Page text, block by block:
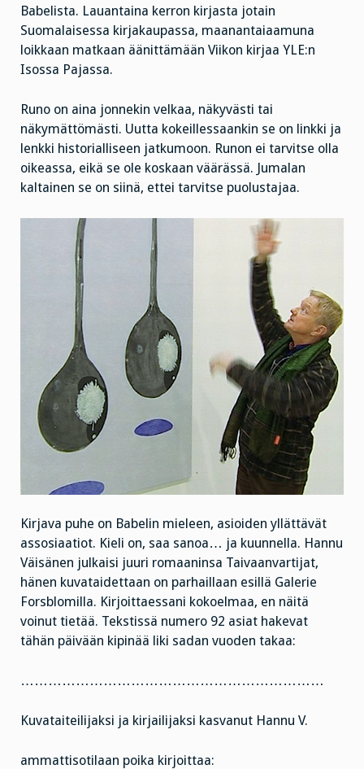
Babelista. Lauantaina kerron kirjasta jotain
Suomalaisessa kirjakaupassa, maanantaiaamuna
loikkaan matkaan äänittämään Viikon kirjaa YLE:n
Isossa Pajassa.
Runo on aina jonnekin velkaa, näkyvästi tai
näkymättömästi. Uutta kokeillessaankin se on linkki ja
lenkki historialliseen jatkumoon. Runon ei tarvitse olla
oikeassa, eikä se ole koskaan väärässä. Jumalan
kaltainen se on siinä, ettei tarvitse puolustajaa.
Kirjava puhe on Babelin mieleen, asioiden yllättävät
assosiaatiot. Kieli on, saa sanoa… ja kuunnella. Hannu
Väisänen julkaisi juuri romaaninsa Taivaanvartijat,
hänen kuvataidettaan on parhaillaan esillä Galerie
Forsblomilla. Kirjoittaessani kokoelmaa, en näitä
voinut tietää. Tekstissä numero 92 asiat hakevat
tähän päivään kipinää liki sadan vuoden takaa:
…………………………………………………………
Kuvataiteilijaksi ja kirjailijaksi kasvanut Hannu V.
ammattisotilaan poika kirjoittaa: